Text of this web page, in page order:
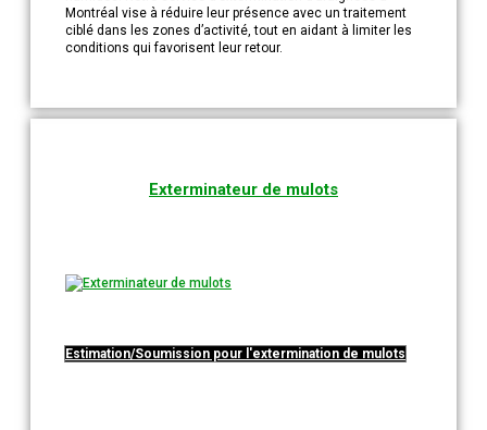
Montréal vise à réduire leur présence avec un traitement
ciblé dans les zones d’activité, tout en aidant à limiter les
conditions qui favorisent leur retour.
Exterminateur de mulots
Estimation/Soumission pour l'extermination de mulots